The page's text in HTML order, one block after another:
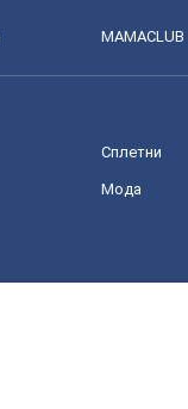
MAMACLUB
Сплетни
Мода